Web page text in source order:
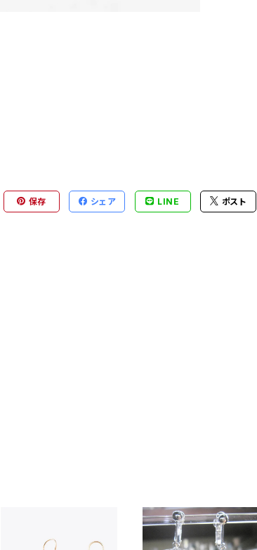
保存 シェア LINE ポスト